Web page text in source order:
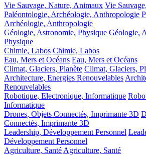
Vie Sauvage, Nature, Animaux Vie
Paléontologie, Archéologie, Anthropologie
Archéologie, Anthropologie
Géologie, Astronomie, Physique Géologie,
Physique
Chimie, Labos Chimie, Labos
Eau, Mers et Océans Eau, Mers et Océans
Climat, Glaciers, Planète Climat, Glaciers,
Architecture, Energies Renouvelables
Renouvelables
Robotique, Electronique, Informatique
Informatique
Drones, Objets Connectés, Imprimante 3D
Connectés, Imprimante 3D
Leadership, Développement Personnel
Développement Personnel
Agriculture, Santé Agriculture, Santé